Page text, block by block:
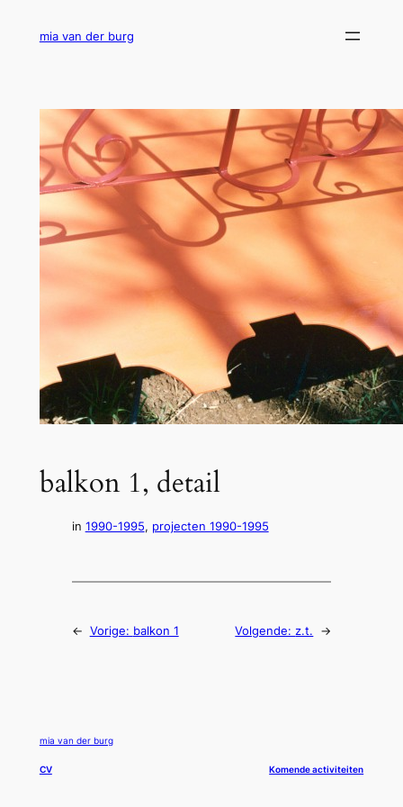
mia van der burg
balkon 1, detail
in 1990-1995, projecten 1990-1995
← Vorige: balkon 1 Volgende:z.t. →
mia van der burg
CV Komende activiteiten